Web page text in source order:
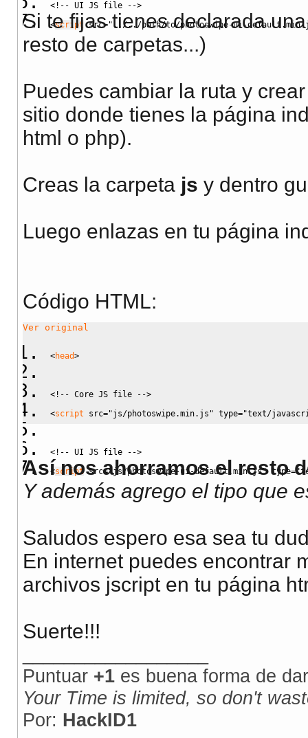
<!-- UI JS file -->
<script src="../../path/to/photoswipe-ui-
Si te fijas tienes declarada
resto de carpetas...)
Puedes cambiar la ruta y
sitio donde tienes la página
html o php).
Creas la carpeta js y dentro
Luego enlazas en tu página
Código HTML:
Ver original
<head>
<!-- Core JS file -->
<script src="js/photoswipe.min.js" type="text/
<!-- UI JS file -->
<script src="js/photoswipe-ui-default.min.js" type=
Así nos ahorramos el resto
Y además agrego el tipo que
Saludos espero esa sea tu
En internet puedes encontrar
archivos jscript en tu página
Suerte!!!
Puntuar +1 es buena forma de
Your Time is limited, so don't
Por: HackID1